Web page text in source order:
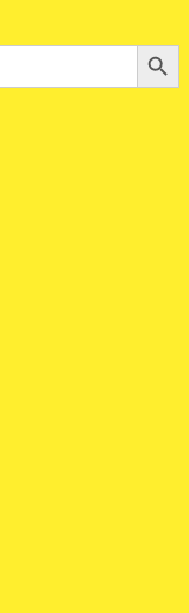
Search Button